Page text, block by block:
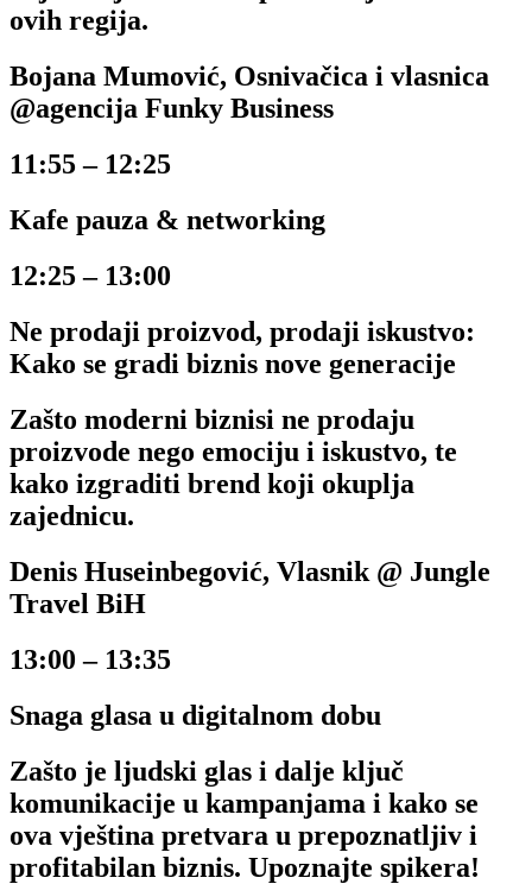
ovih regija.
Bojana Mumović, Osnivačica i vlasnica
@agencija Funky Business
11:55 – 12:25
Kafe pauza & networking
12:25 – 13:00
Ne prodaji proizvod, prodaji iskustvo:
Kako se gradi biznis nove generacije
Zašto moderni biznisi ne prodaju
proizvode nego emociju i iskustvo, te
kako izgraditi brend koji okuplja
zajednicu.
Denis Huseinbegović, Vlasnik @ Jungle
Travel BiH
13:00 – 13:35
Snaga glasa u digitalnom dobu
Zašto je ljudski glas i dalje ključ
komunikacije u kampanjama i kako se
ova vještina pretvara u prepoznatljiv i
profitabilan biznis. Upoznajte spikera!